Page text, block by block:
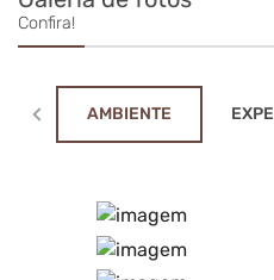
Confira!
AMBIENTE